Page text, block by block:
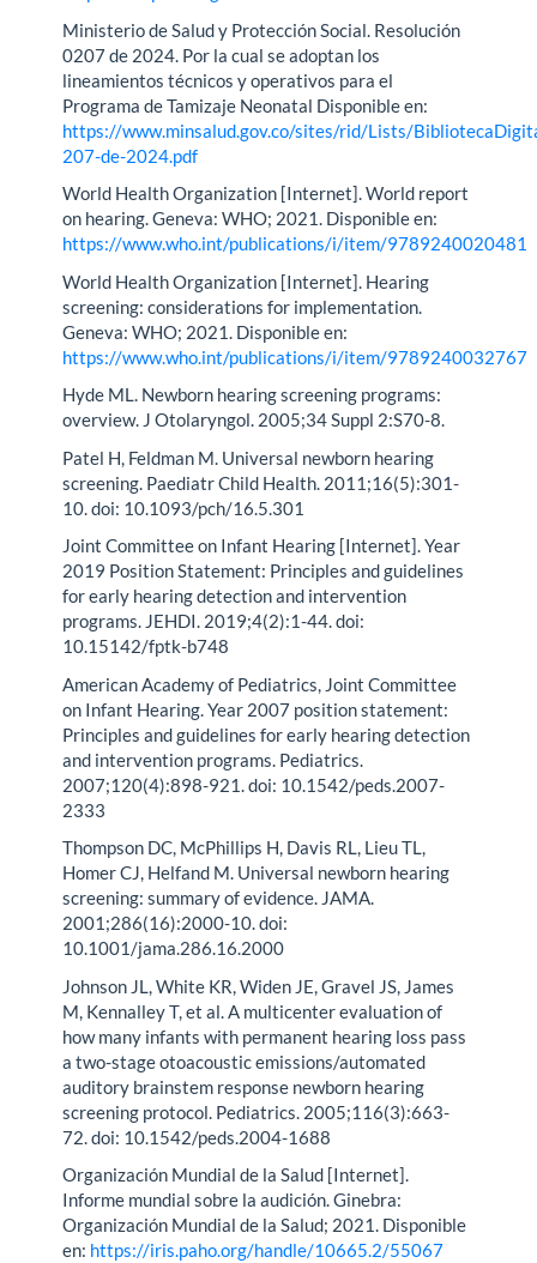
Ministerio de Salud y Protección Social. Resolución
0207 de 2024. Por la cual se adoptan los
lineamientos técnicos y operativos para el
Programa de Tamizaje Neonatal Disponible en:
https://www.minsalud.gov.co/sites/rid/Lists/
207-de-2024.pdf
World Health Organization [Internet]. World report
on hearing. Geneva: WHO; 2021. Disponible en:
https://www.who.int/publications/i/item/9789240020481
World Health Organization [Internet]. Hearing
screening: considerations for implementation.
Geneva: WHO; 2021. Disponible en:
https://www.who.int/publications/i/item/9789240032767
Hyde ML. Newborn hearing screening programs:
overview. J Otolaryngol. 2005;34 Suppl 2:S70-8.
Patel H, Feldman M. Universal newborn hearing
screening. Paediatr Child Health. 2011;16(5):301-
10. doi: 10.1093/pch/16.5.301
Joint Committee on Infant Hearing [Internet]. Year
2019 Position Statement: Principles and guidelines
for early hearing detection and intervention
programs. JEHDI. 2019;4(2):1-44. doi:
10.15142/fptk-b748
American Academy of Pediatrics, Joint Committee
on Infant Hearing. Year 2007 position statement:
Principles and guidelines for early hearing detection
and intervention programs. Pediatrics.
2007;120(4):898-921. doi: 10.1542/peds.2007-
2333
Thompson DC, McPhillips H, Davis RL, Lieu TL,
Homer CJ, Helfand M. Universal newborn hearing
screening: summary of evidence. JAMA.
2001;286(16):2000-10. doi:
10.1001/jama.286.16.2000
Johnson JL, White KR, Widen JE, Gravel JS, James
M, Kennalley T, et al. A multicenter evaluation of
how many infants with permanent hearing loss pass
a two-stage otoacoustic emissions/automated
auditory brainstem response newborn hearing
screening protocol. Pediatrics. 2005;116(3):663-
72. doi: 10.1542/peds.2004-1688
Organización Mundial de la Salud [Internet].
Informe mundial sobre la audición. Ginebra:
Organización Mundial de la Salud; 2021. Disponible
en: https://iris.paho.org/handle/10665.2/55067